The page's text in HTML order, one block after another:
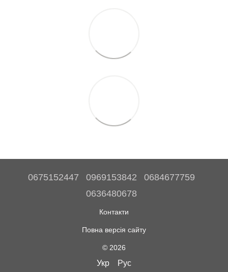
0675152447 0969153842
0684677759
0636480678
Контакти
Повна версія сайту
© 2026
Укр Рус